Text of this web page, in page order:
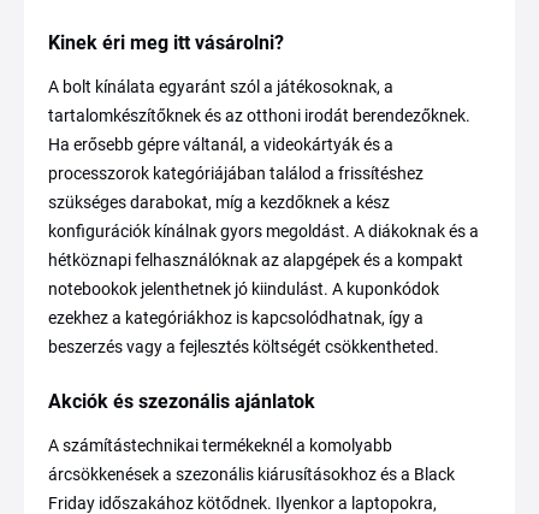
Kinek éri meg itt vásárolni?
A bolt kínálata egyaránt szól a játékosoknak, a
tartalomkészítőknek és az otthoni irodát berendezőknek.
Ha erősebb gépre váltanál, a videokártyák és a
processzorok kategóriájában találod a frissítéshez
szükséges darabokat, míg a kezdőknek a kész
konfigurációk kínálnak gyors megoldást. A diákoknak és a
hétköznapi felhasználóknak az alapgépek és a kompakt
notebookok jelenthetnek jó kiindulást. A kuponkódok
ezekhez a kategóriákhoz is kapcsolódhatnak, így a
beszerzés vagy a fejlesztés költségét csökkentheted.
Akciók és szezonális ajánlatok
A számítástechnikai termékeknél a komolyabb
árcsökkenések a szezonális kiárusításokhoz és a Black
Friday időszakához kötődnek. Ilyenkor a laptopokra,